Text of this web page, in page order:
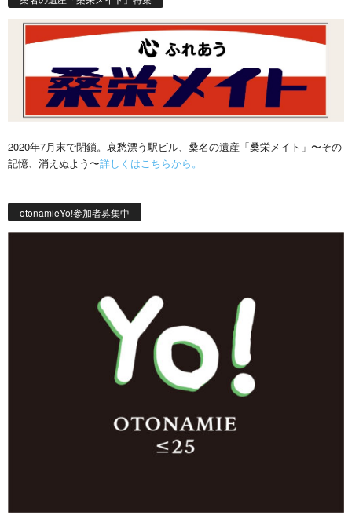
2020年7月末で閉鎖。哀愁漂う駅ビル、桑名の遺産「桑栄メイト」〜その
記憶、消えぬよう〜詳しくはこちらから。
otonamieYo!参加者募集中